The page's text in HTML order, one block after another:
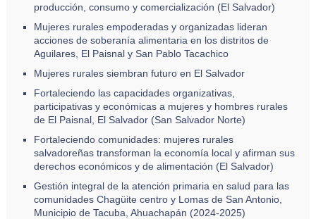
producción, consumo y comercialización (El Salvador)
Mujeres rurales empoderadas y organizadas lideran
acciones de soberanía alimentaria en los distritos de
Aguilares, El Paisnal y San Pablo Tacachico
Mujeres rurales siembran futuro en El Salvador
Fortaleciendo las capacidades organizativas,
participativas y económicas a mujeres y hombres rurales
de El Paisnal, El Salvador (San Salvador Norte)
Fortaleciendo comunidades: mujeres rurales
salvadoreñas transforman la economía local y afirman sus
derechos económicos y de alimentación (El Salvador)
Gestión integral de la atención primaria en salud para las
comunidades Chagüite centro y Lomas de San Antonio,
Municipio de Tacuba, Ahuachapán (2024-2025)